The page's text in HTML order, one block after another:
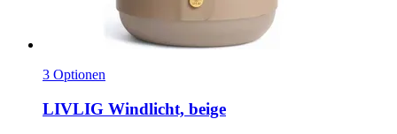
3 Optionen
LIVLIG Windlicht, beige